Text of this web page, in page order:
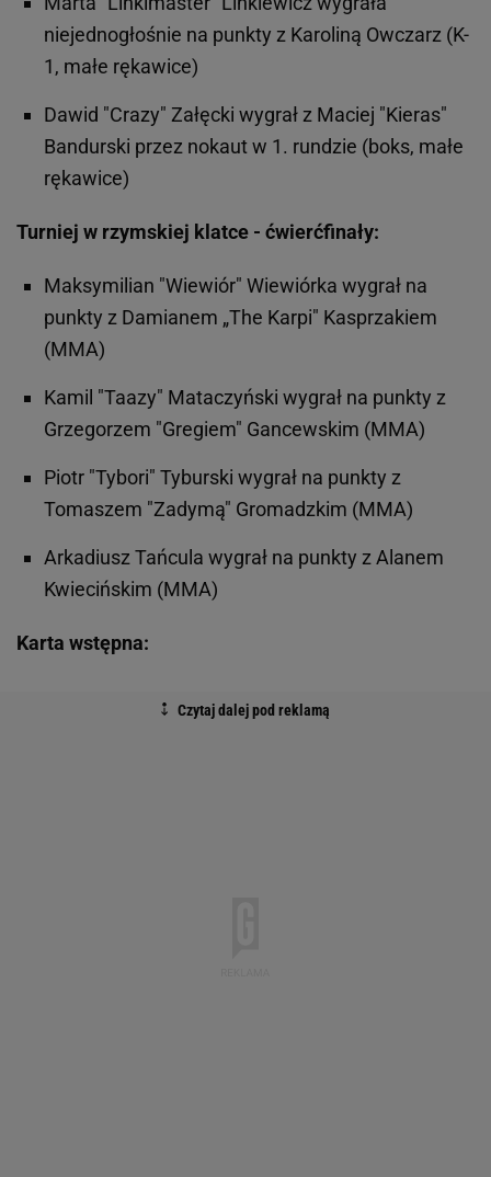
niejednogłośnie na punkty z Karoliną Owczarz (K-
1, małe rękawice)
Dawid "Crazy" Załęcki wygrał z Maciej "Kieras"
Bandurski przez nokaut w 1. rundzie (boks, małe
rękawice)
Turniej w rzymskiej klatce - ćwierćfinały:
Maksymilian "Wiewiór" Wiewiórka wygrał na
punkty z Damianem „The Karpi" Kasprzakiem
(MMA)
Kamil "Taazy" Mataczyński wygrał na punkty z
Grzegorzem "Gregiem" Gancewskim (MMA)
Piotr "Tybori" Tyburski wygrał na punkty z
Tomaszem "Zadymą" Gromadzkim (MMA)
Arkadiusz Tańcula wygrał na punkty z Alanem
Kwiecińskim (MMA)
Karta wstępna: